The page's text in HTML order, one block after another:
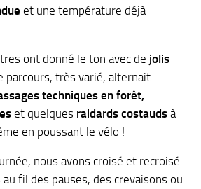
et une température déjà
ont donné le ton avec de jolis
parcours, très varié, alternait
techniques en forêt,
et quelques raidards costauds à
en poussant le vélo !
nous avons croisé et recroisé
fil des pauses, des crevaisons ou